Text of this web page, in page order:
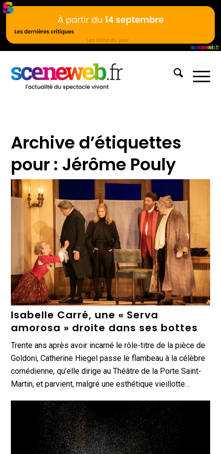
Archive d’étiquettes
pour : Jérôme Pouly
Isabelle Carré, une « Serva
amorosa » droite dans ses bottes
Trente ans après avoir incarné le rôle-titre de la pièce de
Goldoni, Catherine Hiegel passe le flambeau à la célèbre
comédienne, qu'elle dirige au Théâtre de la Porte Saint-
Martin, et parvient, malgré une esthétique vieillotte…